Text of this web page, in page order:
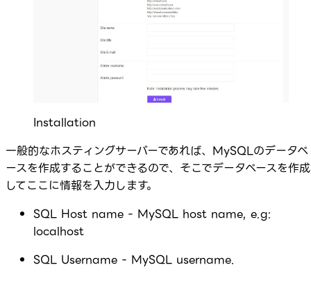
Installation
一般的なホスティングサーバーであれば、MySQLのデータベ
ースを作成することができるので、そこでデータベースを作成
してここに情報を入力します。
SQL Host name - MySQL host name, e.g:
localhost
SQL Username - MySQL username.